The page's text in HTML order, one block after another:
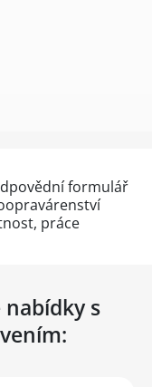
formulář
práce
nabídky s